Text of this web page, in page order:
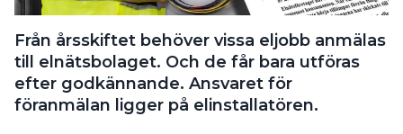
Från årsskiftet behöver vissa eljobb anmälas
till elnätsbolaget. Och de får bara utföras
efter godkännande. Ansvaret för
föranmälan ligger på elinstallatören.